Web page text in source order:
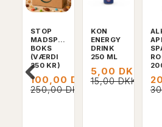
STOP
MADSPILD
BOKS
(VÆRDI
250 KR)
100,00 DKK
250,00 DKK
KON
ENERGY
DRINK
250 ML
5,00 DKK
15,00 DKK